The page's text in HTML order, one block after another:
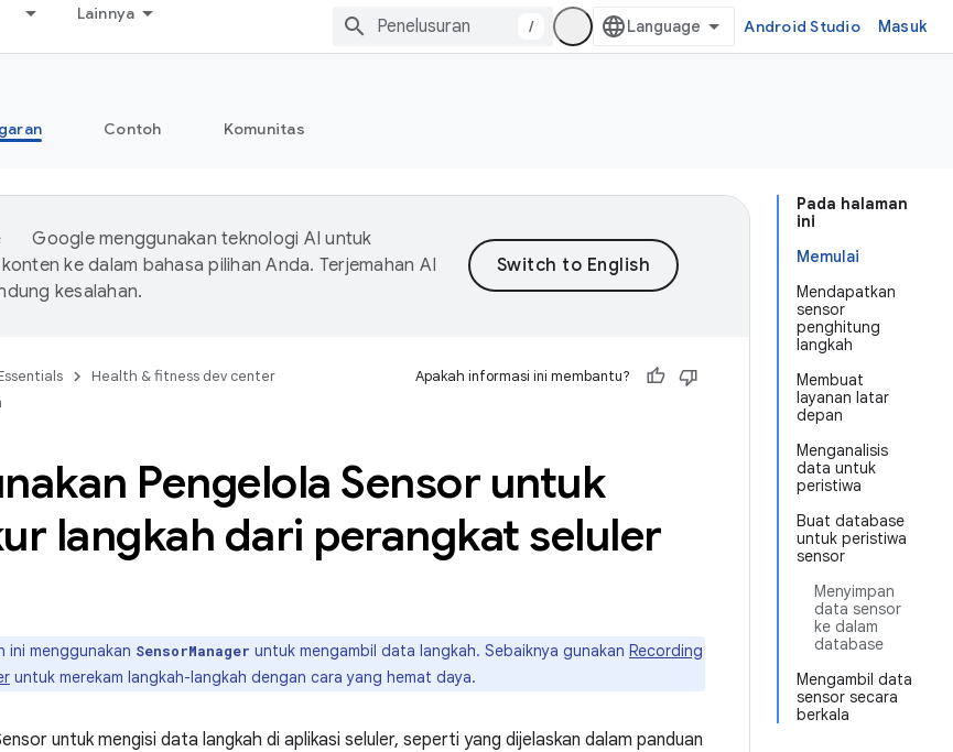
Lainnya
/ Android Studio Masuk
Contoh Komunitas
Pada halaman
ini
Memulai
Mendapatkan
sensor
penghitung
langkah
Membuat
layanan latar
depan
Menganalisis
data untuk
peristiwa
Buat database
untuk peristiwa
sensor
Menyimpan
data sensor
ke dalam
database
Mengambil data
sensor secara
berkala
Google menggunakan teknologi AI untuk
ke dalam bahasa pilihan Anda. Terjemahan AI
kesalahan.
Health & fitness dev center
Apakah informasi ini membantu?
Pengelola Sensor untuk
langkah dari perangkat seluler
ini menggunakan SensorManager untuk mengambil data langkah. Sebaiknya gunakan Recording
untuk merekam langkah-langkah dengan cara yang hemat daya.
untuk mengisi data langkah di aplikasi seluler, seperti yang dijelaskan dalam panduan